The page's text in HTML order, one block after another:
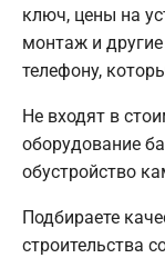
ключ, цены на
монтаж и
телефону,
Не входят в
оборудование
обустройство
Подбираете
строительства